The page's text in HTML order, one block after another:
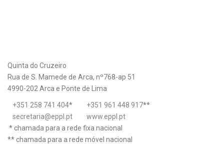
Quinta do Cruzeiro
Rua de S. Mamede de Arca, nº768-ap 51
4990-202 Arca e Ponte de Lima
+351 258 741 404* +351 961 448 917**
secretaria@eppl.pt
www.eppl.pt
* chamada para a rede fixa nacional
** chamada para a rede móvel nacional